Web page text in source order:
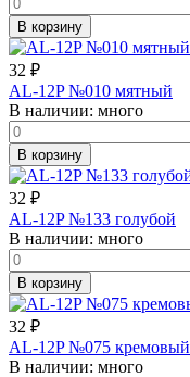
В корзину
32 ₽
AL-12P №010 мятный
В наличии: много
В корзину
32 ₽
AL-12P №133 голубой
В наличии: много
В корзину
32 ₽
AL-12P №075 кремовый
В наличии: много